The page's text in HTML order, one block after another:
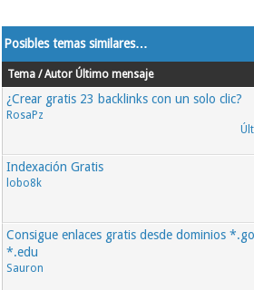
Posibles temas similares…
Tema / Autor Último mensaje
¿Crear gratis 23 backlinks con un solo clic?
RosaPz
Indexación Gratis
lobo8k
Consigue enlaces gratis desde dominios
*.edu
Sauron